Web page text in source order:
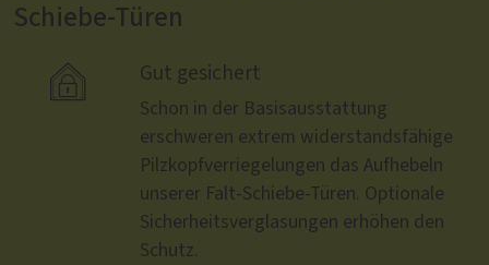
Schiebe-Türen
 Gut gesichert
Schon in der Basisausstattung
erschweren extrem widerstandsfähige
Pilzkopfverriegelungen das Aufhebeln
unserer Falt-Schiebe-Türen. Optionale
Sicherheitsverglasungen erhöhen den
Schutz.